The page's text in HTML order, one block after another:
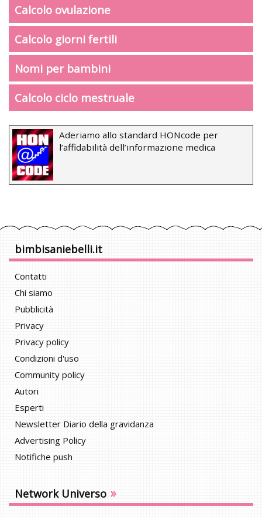
Calcolo ovulazione
Calcolo giorni fertili
Nomi per bambini
Calcolo ciclo mestruale
Aderiamo allo standard HONcode per
l’affidabilità dell’informazione medica
bimbisaniebelli.it
Contatti
Chi siamo
Pubblicità
Privacy
Privacy policy
Condizioni d'uso
Community policy
Autori
Esperti
Newsletter Diario della gravidanza
Advertising Policy
Notifiche push
Network Universo »